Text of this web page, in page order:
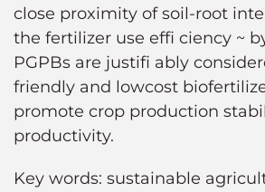
close proximity of soil-root
the fertilizer use effi ciency ~
PGPBs are justifi ably
friendly and lowcost
promote crop production
productivity.
Key words: sustainable